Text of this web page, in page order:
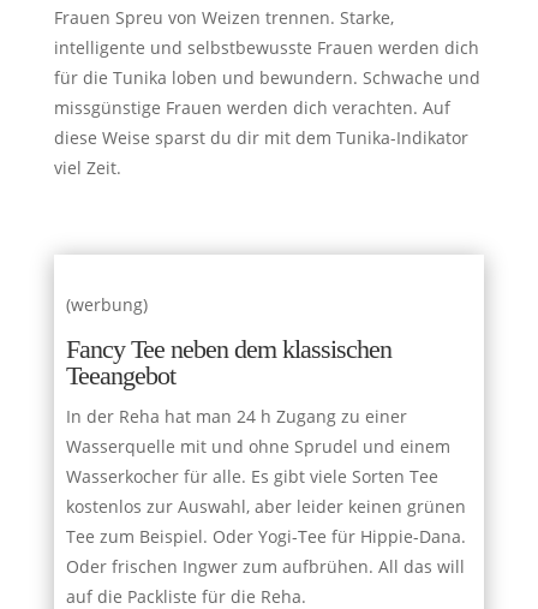
Frauen Spreu von Weizen trennen. Starke,
intelligente und selbstbewusste Frauen werden dich
für die Tunika loben und bewundern. Schwache und
missgünstige Frauen werden dich verachten. Auf
diese Weise sparst du dir mit dem Tunika-Indikator
viel Zeit.
(werbung)
Fancy Tee neben dem klassischen
Teeangebot
In der Reha hat man 24 h Zugang zu einer
Wasserquelle mit und ohne Sprudel und einem
Wasserkocher für alle. Es gibt viele Sorten Tee
kostenlos zur Auswahl, aber leider keinen grünen
Tee zum Beispiel. Oder Yogi-Tee für Hippie-Dana.
Oder frischen Ingwer zum aufbrühen. All das will
auf die Packliste für die Reha.